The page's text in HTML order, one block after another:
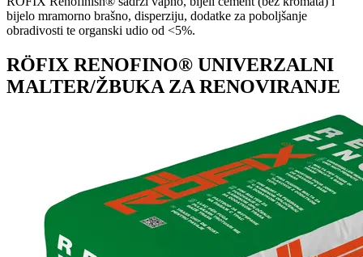
bijelo mramorno brašno, disperziju, dodatke za poboljšanje
obradivosti te organski udio od <5%.
RÖFIX RENOFINO® UNIVERZALNI
MALTER/ŽBUKA ZA RENOVIRANJE